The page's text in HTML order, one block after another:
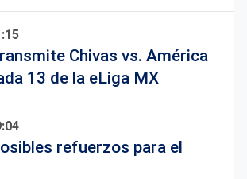
Chivas vs. América
13 de la eLiga MX
refuerzos para el